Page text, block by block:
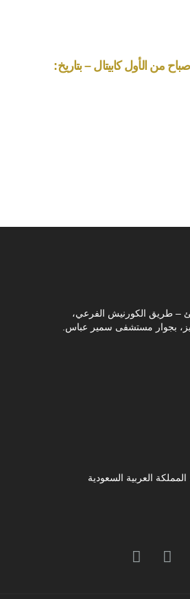
من الأول كابيتال – بتاريخ:
الشاطئ – طريق الكورنيش الفرعي،
بجوار مستشفى سمير عباس.